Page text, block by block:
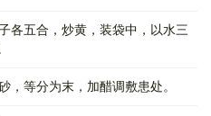
五合，炒黄，装袋中，以水三
等分为末，加醋调敷患处。